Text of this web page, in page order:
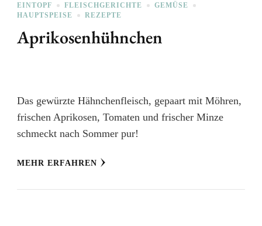
EINTOPF
FLEISCHGERICHTE
GEMÜSE
HAUPTSPEISE
REZEPTE
Aprikosenhühnchen
Das gewürzte Hähnchenfleisch, gepaart mit Möhren,
frischen Aprikosen, Tomaten und frischer Minze
schmeckt nach Sommer pur!
MEHR ERFAHREN